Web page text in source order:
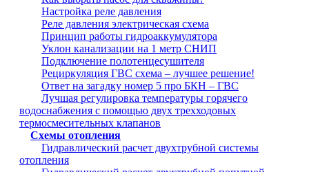
Настройка реле давления
Реле давления электрическая схема
Принцип работы гидроаккумулятора
Уклон канализации на 1 метр СНИП
Подключение полотенцесушителя
Рециркуляция ГВС схема – лучшее решение!
Ответ на загадку номер 5 про БКН – ГВС
Лучшая регулировка температуры горячего
водоснабжения с помощью двух трехходовых
термосмесительных клапанов
Схемы отопления
Гидравлический расчет двухтрубной системы
отопления